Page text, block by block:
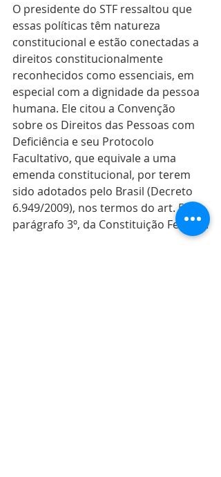
O presidente do STF ressaltou que
essas políticas têm natureza
constitucional e estão conectadas a
direitos constitucionalmente
reconhecidos como essenciais, em
especial com a dignidade da pessoa
humana. Ele citou a Convenção
sobre os Direitos das Pessoas com
Deficiência e seu Protocolo
Facultativo, que equivale a uma
emenda constitucional, por terem
sido adotados pelo Brasil (Decreto
6.949/2009), nos termos do art. 5º,
parágrafo 3º, da Constituição Federal.